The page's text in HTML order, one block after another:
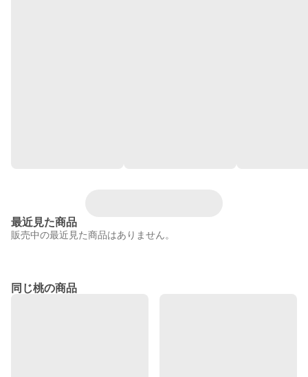
最近見た商品
販売中の最近見た商品はありません。
同じ桃の商品